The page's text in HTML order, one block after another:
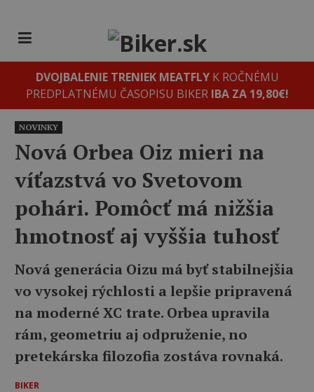
DVOJBALENIE TRENIEK MEATFLYK ROČNÉMU
PREDPLATNÉMU ČASOPISU BIKER IBA ZA 19,80€!
NOVINKY
Nová Orbea Oiz mieri na
víťazstvá vo Svetovom
pohári. Pomôcť má nižšia
hmotnosť aj vyššia tuhosť
Nová generácia Oizu má byť stabilnejšia
vo vysokej rýchlosti a lepšie pripravená
na moderné XC trate. Orbea upravila
rám, geometriu aj odpruženie, no
pretekárska filozofia zostáva rovnaká.
BIKER